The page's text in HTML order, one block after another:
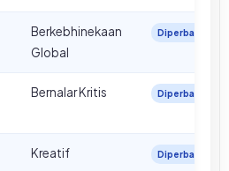
Berkebhinekaan
Global
Diperbarui
Bernalar Kritis Diperbarui
Kreatif Diperbarui